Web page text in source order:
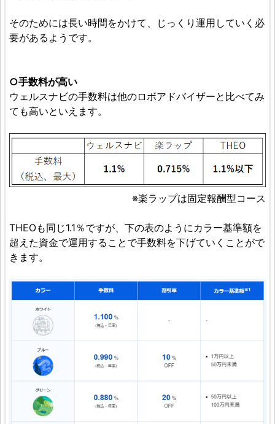
そのためには長い時間をかけて、じっくり運用していく必
要があるようです。
○手数料が高い
ウェルスナビの手数料は他のロボアドバイザーと比べてみ
ても高いといえます。
※楽ラップは固定報酬型コース
THEOも同じ1.1％ですが、下の表のようにカラー基準額を
超えた資金で運用することで手数料を下げていくことがで
きます。